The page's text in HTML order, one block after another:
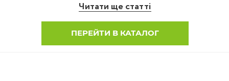
Читати ще статті
ПЕРЕЙТИ В КАТАЛОГ